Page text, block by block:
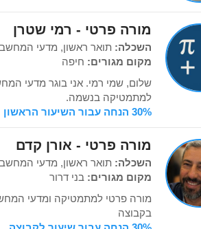
מורה פרטי - רמי שטרן
השכלה: תואר ראשון, מדעי המחשב
מקום מגורים: חיפה
שלום, שמי רמי. אני בוגר מדעי
למתמטיקה בנשמה.
30% הנחה עבור השיעור הראשון
מורה פרטי - אורן קדם
השכלה: תואר ראשון, מדעי המחשב
מקום מגורים: בני דרור
מורה פרטי למתמטיקה ומדעי
בקבוצה